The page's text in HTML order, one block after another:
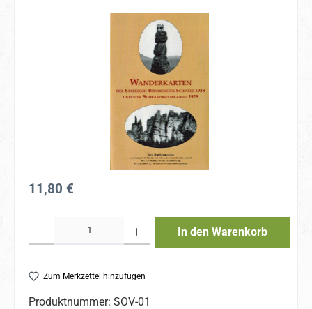
Bildergalerie überspringen
Regulärer Preis:
11,80 €
In den Warenkorb
Zum Merkzettel hinzufügen
Produktnummer: SOV-01